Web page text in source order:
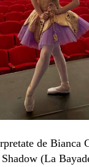
de Bianca
(La